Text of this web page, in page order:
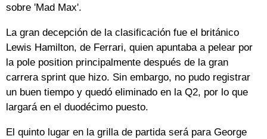
sobre 'Mad Max'.
La gran decepción de la clasificación fue el británico
Lewis Hamilton, de Ferrari, quien apuntaba a pelear por
la pole position principalmente después de la gran
carrera sprint que hizo. Sin embargo, no pudo registrar
un buen tiempo y quedó eliminado en la Q2, por lo que
largará en el duodécimo puesto.
El quinto lugar en la grilla de partida será para George